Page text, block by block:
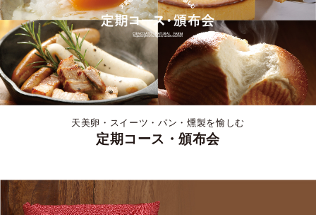
天美卵・スイーツ・パン・燻製を愉しむ
定期コース・頒布会